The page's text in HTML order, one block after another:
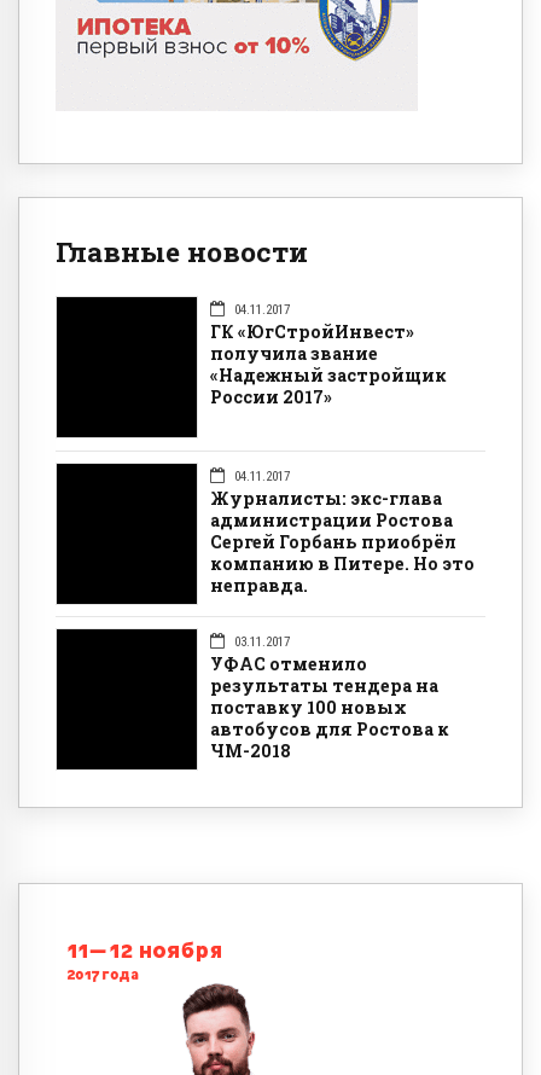
Главные новости
04.11.2017
ГК «ЮгСтройИнвест»
получила звание
«Надежный застройщик
России 2017»
04.11.2017
Журналисты: экс-глава
администрации Ростова
Сергей Горбань приобрёл
компанию в Питере. Но это
неправда.
03.11.2017
УФАС отменило
результаты тендера на
поставку 100 новых
автобусов для Ростова к
ЧМ-2018